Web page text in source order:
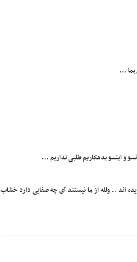
و اینسو بدهکاریم طلبی نداریم …
اند .. ولله از ما نیستند آی چه صفایی دارد خشاب